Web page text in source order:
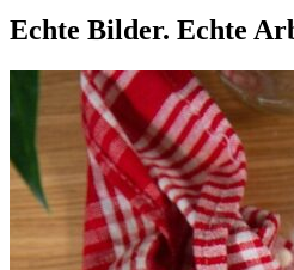
Echte Bilder. Echte